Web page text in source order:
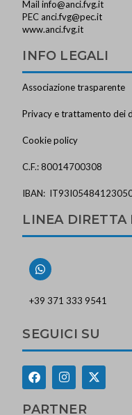
Mailinfo@anci.fvg.it
PEC anci.fvg@pec.it
www.anci.fvg.it
INFO LEGALI
Associazione trasparente
Privacy e trattamento dei
Cookie policy
C.F.: 80014700308
IBAN:
LINEA DIRETTA
+39 371 333 9541
SEGUICI SU
PARTNER